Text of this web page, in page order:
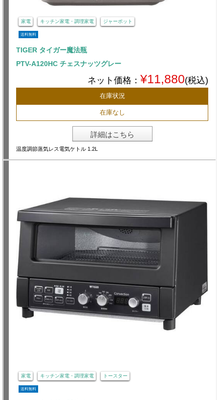
家電 キッチン家電・調理家電 ジャーポット
送料無料
TIGER タイガー魔法瓶
PTV-A120HC チェスナッツグレー
ネット価格： ¥11,880(税込)
在庫状況
在庫なし
詳細はこちら
温度調節蒸気レス電気ケトル 1.2L
家電 キッチン家電・調理家電 トースター
送料無料